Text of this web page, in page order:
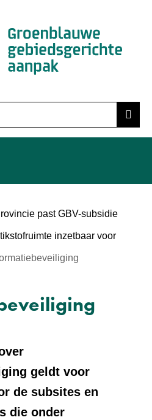
naar
de
inhoud
past GBV-subsidie
inzetbaar voor
geldt voor
de subsites en
die onder